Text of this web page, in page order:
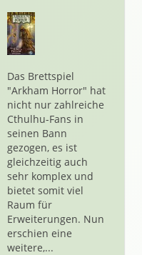
Das Brettspiel
"Arkham Horror" hat
nicht nur zahlreiche
Cthulhu-Fans in
seinen Bann
gezogen, es ist
gleichzeitig auch
sehr komplex und
bietet somit viel
Raum für
Erweiterungen. Nun
erschien eine
weitere,...